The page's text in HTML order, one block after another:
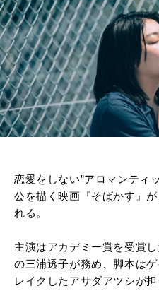
恋愛をしない”アロマンティ
公を描く映画『そばかす』
れる。
主演はアカデミー賞を受賞
の三浦透子が務め、脚本は
レイクしたアサダアツシが担